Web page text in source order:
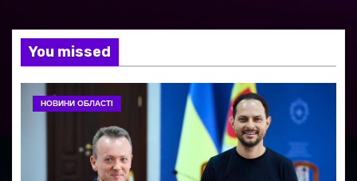
You missed
НОВИНИ ОБЛАСТІ